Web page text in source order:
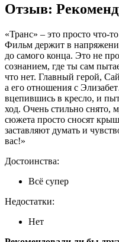
Отзыв:
«Транс» – это просто что-
Фильм держит в
до самого конца. Это не
сознанием, где ты сам
что нет. Главный герой,
а его отношения с
вцепившись в кресло, и
ход. Очень стильно снято,
сюжета просто сносят
заставляют думать и
вас!»
Достоинства:
Всё супер
Недостатки:
Нет